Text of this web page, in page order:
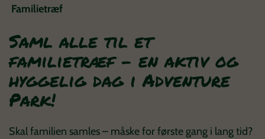
Familietræf
Saml alle til et
familietræf - en aktiv og
hyggelig dag i Adventure
Park!
Skal familien samles – måske for første gang i lang tid?